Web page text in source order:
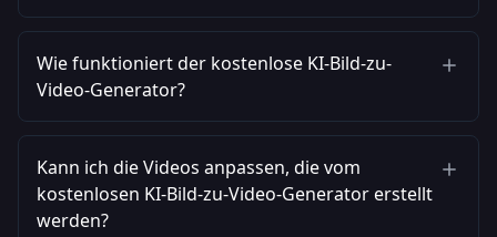
Wie funktioniert der kostenlose KI-Bild-zu-
Video-Generator?
Kann ich die Videos anpassen, die vom
kostenlosen KI-Bild-zu-Video-Generator erstellt
werden?